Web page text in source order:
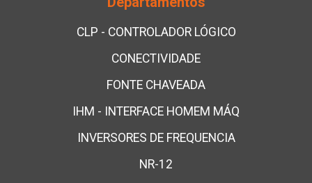
CLP - CONTROLADOR LÓGICO
CONECTIVIDADE
FONTE CHAVEADA
IHM - INTERFACE HOMEM MÁQ
INVERSORES DE FREQUENCIA
NR-12